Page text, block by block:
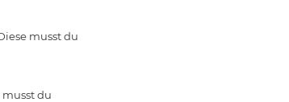
musst du
du